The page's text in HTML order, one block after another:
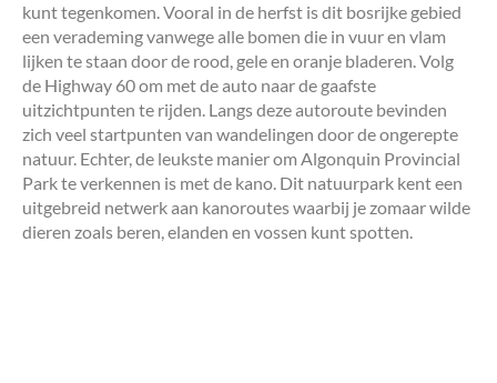
kunt tegenkomen. Vooral in de herfst is dit bosrijke gebied
een verademing vanwege alle bomen die in vuur en vlam
lijken te staan door de rood, gele en oranje bladeren. Volg
de Highway 60 om met de auto naar de gaafste
uitzichtpunten te rijden. Langs deze autoroute bevinden
zich veel startpunten van wandelingen door de ongerepte
natuur. Echter, de leukste manier om Algonquin Provincial
Park te verkennen is met de kano. Dit natuurpark kent een
uitgebreid netwerk aan kanoroutes waarbij je zomaar wilde
dieren zoals beren, elanden en vossen kunt spotten.